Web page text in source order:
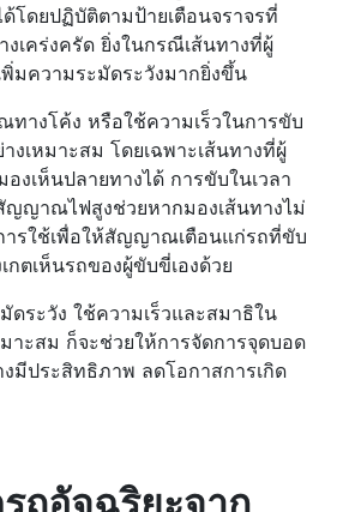
โดยปฏิบัติตามป้ายเตือนจราจรที่
งเคร่งครัด ยิ่งในกรณีเส้นทางที่ผู้
มความระมัดระวังมากยิ่งขึ้น
ทางโค้ง หรือใช้ความเร็วในการขับ
งเหมาะสม โดยเฉพาะเส้นทางที่ผู้
งเห็นปลายทางได้ การขับในเวลา
ญญาณไฟสูงช่วยหากมองเส้นทางไม่
ารใช้เพื่อให้สัญญาณเตือนแก่รถที่ขับ
กตเห็นรถของผู้ขับขี่เองด้วย
ดระวัง ใช้ความเร็วและสมาธิใน
าะสม ก็จะช่วยให้การจัดการจุดบอด
มีประสิทธิภาพ ลดโอกาสการเกิด
ถอัจฉริยะจาก